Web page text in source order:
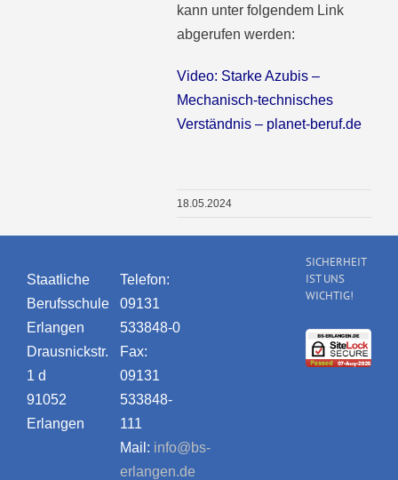
kann unter folgendem Link
abgerufen werden:
Video: Starke Azubis –
Mechanisch-technisches
Verständnis – planet-beruf.de
18.05.2024
Staatliche
Berufsschule
Erlangen
Drausnickstr.
1 d
91052
Erlangen
Telefon:
09131
533848-0
Fax:
09131
533848-
111
Mail: info@bs-
erlangen.de
SICHERHEIT
IST UNS
WICHTIG!